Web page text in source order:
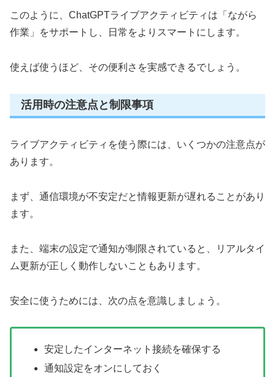
このように、ChatGPTライブアクティビティは「ながら
作業」をサポートし、日常をよりスマートにします。
使えば使うほど、その便利さを実感できるでしょう。
活用時の注意点と制限事項
ライブアクティビティを使う際には、いくつかの注意点が
あります。
まず、通信環境が不安定だと情報更新が遅れることがあり
ます。
また、端末の設定で通知が制限されていると、リアルタイ
ム更新が正しく動作しないこともあります。
安全に使うためには、次の点を意識しましょう。
安定したインターネット接続を確保する
通知設定をオンにしておく